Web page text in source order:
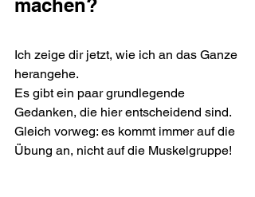
machen?
Ich zeige dir jetzt, wie ich an das Ganze
herangehe.
Es gibt ein paar grundlegende
Gedanken, die hier entscheidend sind.
Gleich vorweg: es kommt immer auf die
Übung an, nicht auf die Muskelgruppe!